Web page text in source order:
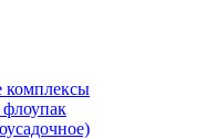
комплексы